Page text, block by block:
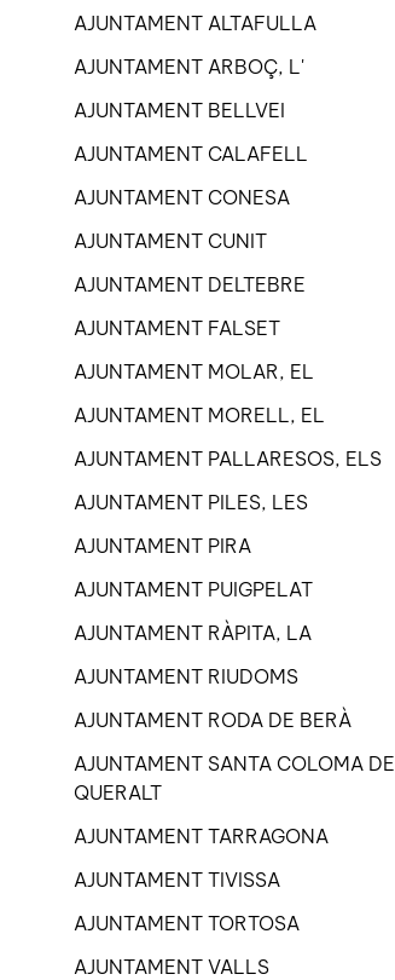
AJUNTAMENT ALTAFULLA
AJUNTAMENT ARBOÇ, L'
AJUNTAMENT BELLVEI
AJUNTAMENT CALAFELL
AJUNTAMENT CONESA
AJUNTAMENT CUNIT
AJUNTAMENT DELTEBRE
AJUNTAMENT FALSET
AJUNTAMENT MOLAR, EL
AJUNTAMENT MORELL, EL
AJUNTAMENT PALLARESOS, ELS
AJUNTAMENT PILES, LES
AJUNTAMENT PIRA
AJUNTAMENT PUIGPELAT
AJUNTAMENT RÀPITA, LA
AJUNTAMENT RIUDOMS
AJUNTAMENT RODA DE BERÀ
AJUNTAMENT SANTA COLOMA DE
QUERALT
AJUNTAMENT TARRAGONA
AJUNTAMENT TIVISSA
AJUNTAMENT TORTOSA
AJUNTAMENT VALLS